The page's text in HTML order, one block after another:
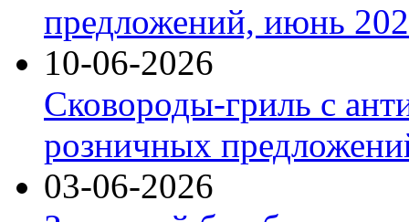
предложений, июнь
10-06-2026
Сковороды-гриль с
розничных
03-06-2026